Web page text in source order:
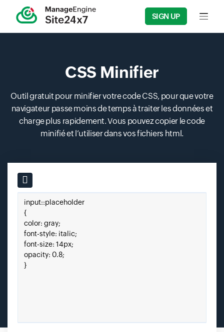
SIGN UP Input
CSS Minifier
Outil gratuit pour minifier votre code CSS, pour que votre
navigateur passe moins de temps à traiter les données et
charge plus rapidement. Vous pouvez copier le code
minifié et l’utiliser dans vos fichiers html.
Input field
Paste your css here